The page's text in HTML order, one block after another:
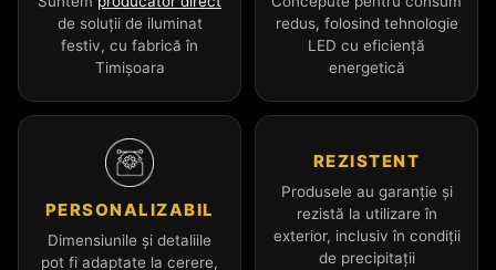
de soluții de iluminat
festiv, cu fabrică în
Timișoara
redus, folosind tehnologie
LED cu eficiență
energetică
PERSONALIZABIL
Dimensiunile și detaliile
pot fi adaptate la cerere,
REZISTENT
Produsele au garanție și
rezistă la utilizare în
exterior, inclusiv în condiții
de precipitații